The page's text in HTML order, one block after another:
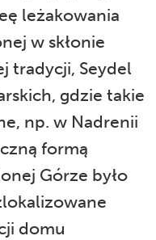
leżakowania
w skłonie
tradycji, Seydel
gdzie takie
np. w Nadrenii
formą
Górze było
domu